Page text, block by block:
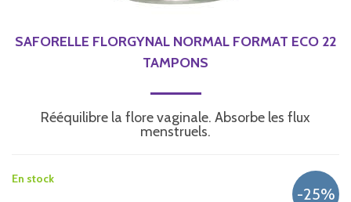
SAFORELLE FLORGYNAL NORMAL FORMAT ECO 22
TAMPONS
Rééquilibre la flore vaginale. Absorbe les flux
menstruels.
En stock